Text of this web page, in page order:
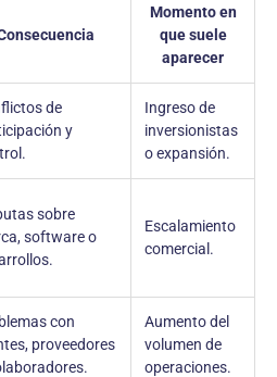
Momento en
que suele
aparecer
de
y
Ingreso de
inversionistas
o expansión.
sobre
software o
Escalamiento
comercial.
con
proveedores
Aumento del
volumen de
operaciones.